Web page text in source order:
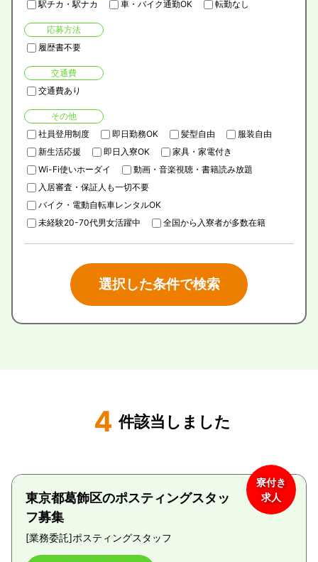
駅チカ・駅ナカ
車・バイク通勤OK 転勤なし
応募方法
履歴書不要
交通費
交通費あり
その他
社員登用制度
即日勤務OK 髪型自由
服装自由
新生活応援
即日入寮OK
家具・家電付き
Wi-Fi使いホーダイ
動画・音楽視聴・書籍読み放題
入居審査・保証人も一切不要
バイク・電動自転車レンタルOK
未経験20-70代男女活躍中
全国から入寮者が多数在籍
4 件該当しました
東京都葛飾区のポスティングスタッ
フ募集
[業務委託]ポスティングスタッフ
寮付き
求人